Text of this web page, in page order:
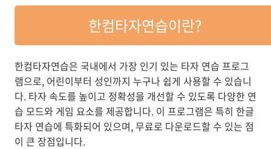
한컴타자연습이란?
한컴타자연습은 국내에서 가장 인기 있는 타자 연습 프로그
램으로, 어린이부터 성인까지 누구나 쉽게 사용할 수 있습니
다. 타자 속도를 높이고 정확성을 개선할 수 있도록 다양한 연
습 모드와 게임 요소를 제공합니다. 이 프로그램은 특히 한글
타자 연습에 특화되어 있으며, 무료로 다운로드할 수 있는 점
이 큰 장점입니다.